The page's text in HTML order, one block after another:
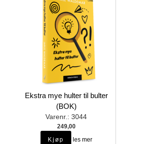
Ekstra mye hulter til bulter
(BOK)
Varenr.: 3044
249,00
les mer